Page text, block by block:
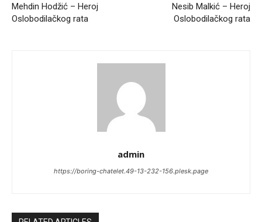
Mehdin Hodžić – Heroj
Oslobodilačkog rata
Nesib Malkić – Heroj
Oslobodilačkog rata
admin
https://boring-chatelet.49-13-232-156.plesk.page